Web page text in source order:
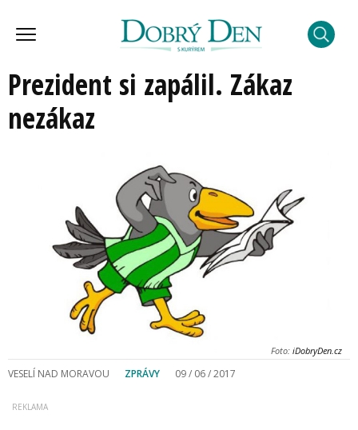
Prezident si zapálil. Zákaz
nezákaz
Foto: iDobryDen.cz
VESELÍ NAD MORAVOU ZPRÁVY 09 / 06 / 2017